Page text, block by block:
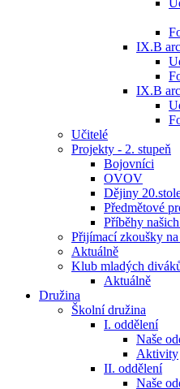
IX.B
IX.B
Učitelé
Projekty - 2. stupeň
Bojovníci
OVOV
Dějiny
Předmětové
Příběhy
Přijímací zkoušky na
Aktuálně
Klub mladých
Aktuálně
Družina
Školní družina
I. oddělení
Naše
Aktivity
II. oddělení
Naše